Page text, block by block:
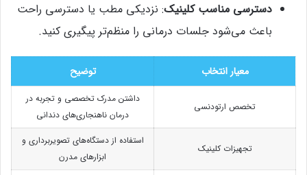
دسترسی مناسب کلینیک: نزدیکی مطب یا دسترسی راحت
باعث می‌شود جلسات درمانی را منظم‌تر پیگیری کنید.
معیار انتخاب توضیح
تخصص ارتودنسی
داشتن مدرک تخصصی و تجربه در
درمان ناهنجاری‌های دندانی
تجهیزات کلینیک
استفاده از دستگاه‌های تصویربرداری و
ابزارهای مدرن